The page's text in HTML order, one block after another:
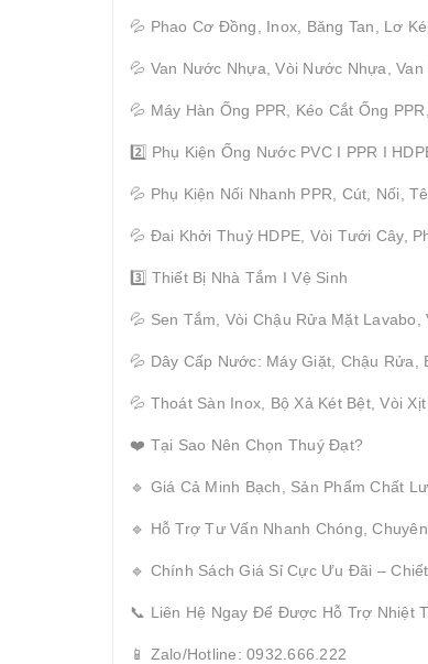
💦 Phao Cơ Đồng, Inox, Băng Tan, Lơ
💦 Van Nước Nhựa, Vòi Nước Nhựa,
💦 Máy Hàn Ống PPR, Kéo Cắt Ống
2️⃣ Phụ Kiện Ống Nước PVC I PPR I
💦 Phụ Kiện Nối Nhanh PPR, Cút, Nối,
💦 Đai Khởi Thuỷ HDPE, Vòi Tưới Cây,
3️⃣ Thiết Bị Nhà Tắm I Vệ Sinh
💦 Sen Tắm, Vòi Chậu Rửa Mặt Lavabo,
💦 Dây Cấp Nước: Máy Giặt, Chậu Rửa,
💦 Thoát Sàn Inox, Bộ Xả Két Bệt, Vòi
❤️ Tại Sao Nên Chọn Thuý Đạt?
🔹 Giá Cả Minh Bạch, Sản Phẩm Chất
🔹 Hỗ Trợ Tư Vấn Nhanh Chóng,
🔹 Chính Sách Giá Sỉ Cực Ưu Đãi –
📞 Liên Hệ Ngay Để Được Hỗ Trợ Nhiệt
📱 Zalo/Hotline: 0932.666.222